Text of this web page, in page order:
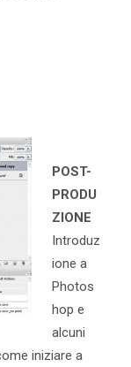
POST-
PRODU
ZIONE
Introduz
ione a
Photos
hop e
alcuni
iniziare a